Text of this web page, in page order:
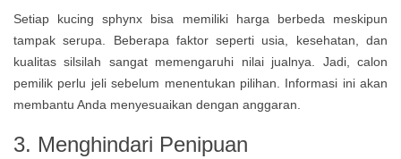
Setiap kucing sphynx bisa memiliki harga berbeda meskipun
tampak serupa. Beberapa faktor seperti usia, kesehatan, dan
kualitas silsilah sangat memengaruhi nilai jualnya. Jadi, calon
pemilik perlu jeli sebelum menentukan pilihan. Informasi ini akan
membantu Anda menyesuaikan dengan anggaran.
3. Menghindari Penipuan